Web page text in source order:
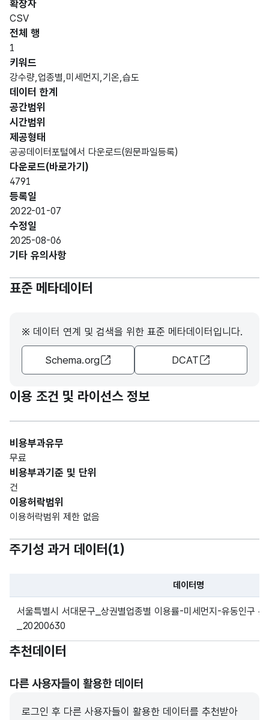
확장자
CSV
전체 행
1
키워드
강수량,업종별,미세먼지,기온,습도
데이터 한계
공간범위
시간범위
제공형태
공공데이터포털에서 다운로드(원문파일등록)
다운로드(바로가기)
4791
등록일
2022-01-07
수정일
2025-08-06
기타 유의사항
표준 메타데이터
※ 데이터 연계 및 검색을 위한 표준 메타데이터입니다.
Schema.org DCAT
이용 조건 및 라이선스 정보
비용부과유무
무료
비용부과기준 및 단위
건
이용허락범위
이용허락범위 제한 없음
주기성 과거 데이터(1)
파일 데이터의 과거 데이터표로 데이터명, 등록일로 구성되어있
데이터명
서울특별시 서대문구_상권별업종별 이용률-미세먼지-유동인구
_20200630
추천데이터
다른 사용자들이 활용한 데이터
로그인 후 다른 사용자들이 활용한 데이터를 추천받아